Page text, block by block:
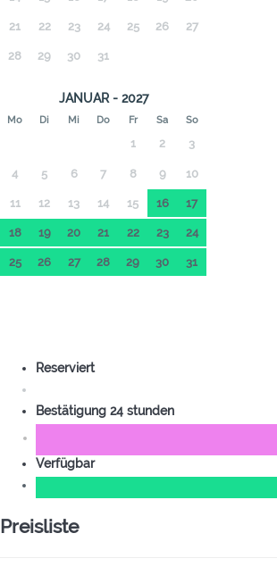
21 22 23 24 25 26 27
28 29 30 31
JANUAR - 2027
Mo Di Mi Do Fr Sa So
1 2 3
4 5 6 7 8 9 10
11 12 13 14 15 16 17
18 19 20 21 22 23 24
25 26 27 28 29 30 31
Reserviert
Bestätigung 24 stunden
Verfügbar
Preisliste